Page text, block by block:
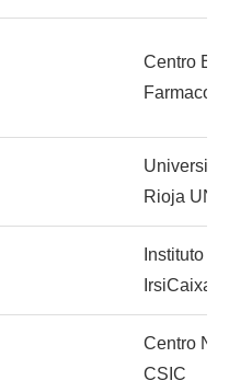
Centro
Rioja
Instituto
IrsiCaixa
Centro
CSIC